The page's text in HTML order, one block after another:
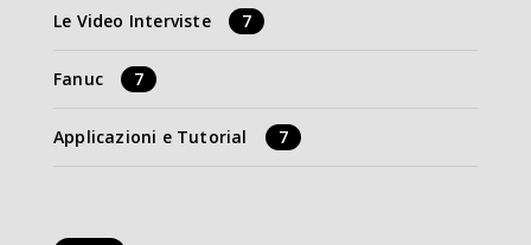
Le Video Interviste 7
Fanuc 7
Applicazioni e Tutorial 7